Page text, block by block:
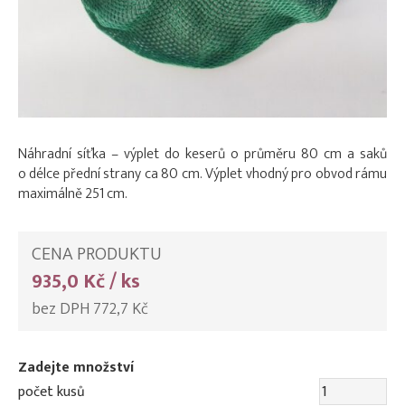
Náhradní síťka – výplet do keserů o průměru 80 cm a saků
o délce přední strany ca 80 cm. Výplet vhodný pro obvod rámu
maximálně 251 cm.
CENA PRODUKTU
935,0 Kč / ks
bez DPH 772,7 Kč
Zadejte množství
počet kusů